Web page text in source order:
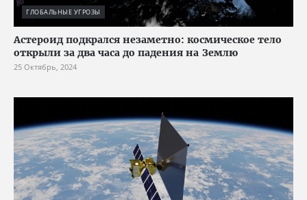
ГЛОБАЛЬНЫЕ УГРОЗЫ
Астероид подкрался незаметно: космическое тело
открыли за два часа до падения на Землю
25 Октябрь, 2024